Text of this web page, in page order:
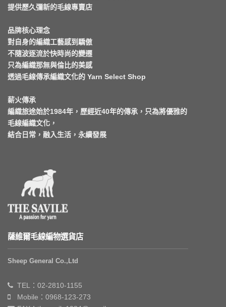
提供歷久彌新的毛線專賣店
品牌核心理念
對自身的編織工藝感到驕傲
不隨波逐流於快時尚的變遷
只為編織那無與倫比的美感
透過毛線傳承編織文化的 Yarn Select Shop
薪火傳承
編織旅途始於1984年，歷經近40年的傳承，只為將優雅的
毛線編織文化，
結合日常，融入生活，永續發展
薩維爾毛線編物選貨店
Sheep General Co.,Ltd
TEL：02-2810-1155
Mobile：0968-123-273